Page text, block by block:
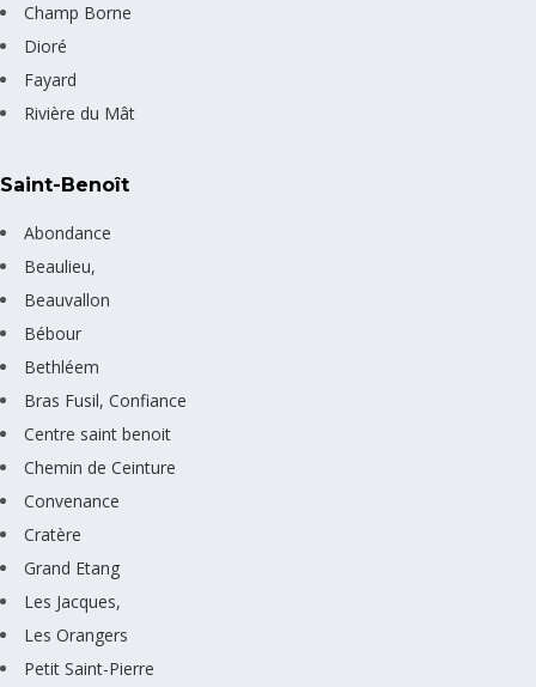
Champ Borne
Dioré
Fayard
Rivière du Mât
Saint-Benoît
Abondance
Beaulieu,
Beauvallon
Bébour
Bethléem
Bras Fusil, Confiance
Centre saint benoit
Chemin de Ceinture
Convenance
Cratère
Grand Etang
Les Jacques,
Les Orangers
Petit Saint-Pierre